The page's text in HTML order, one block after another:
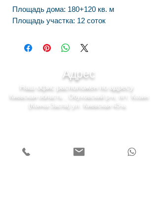
Площадь дома: 180+120 кв. м
Площадь участка: 12 соток
Адрес
Наш офис расположен по адресу
Киевская область , Обуховский р-н, пгт. Козин
(Конча-Заспа) ул. Киевская 43-а.